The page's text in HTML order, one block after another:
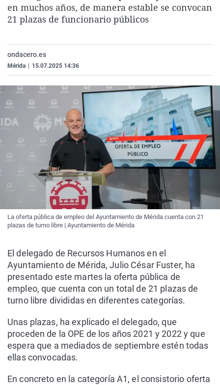
La rosa de los vientos
Gente viajera
Como el perro y el
Caso
Retornados
Equipo de
Extremadura
Galicia
La Rioja
País Vasco
Virales
Televisión
Elecciones
en muchos años, de manera estable se convocan
21 plazas de funcionario públicos
ondacero.es
Mérida 15.07.2025 14:36
La oferta pública de empleo del Ayuntamiento de Mérida cuenta con 21
plazas de turno libre | Ayuntamiento de Mérida
El delegado de Recursos Humanos en el
Ayuntamiento de Mérida, Julio César Fuster, ha
presentado este martes la oferta pública de
empleo, que cuenta con un total de 21 plazas de
turno libre divididas en diferentes categorías.
Unas plazas, ha explicado el delegado, que
proceden de la OPE de los años 2021 y 2022 y que
espera que a mediados de septiembre estén todas
ellas convocadas.
En concreto en la categoría A1, el consistorio oferta